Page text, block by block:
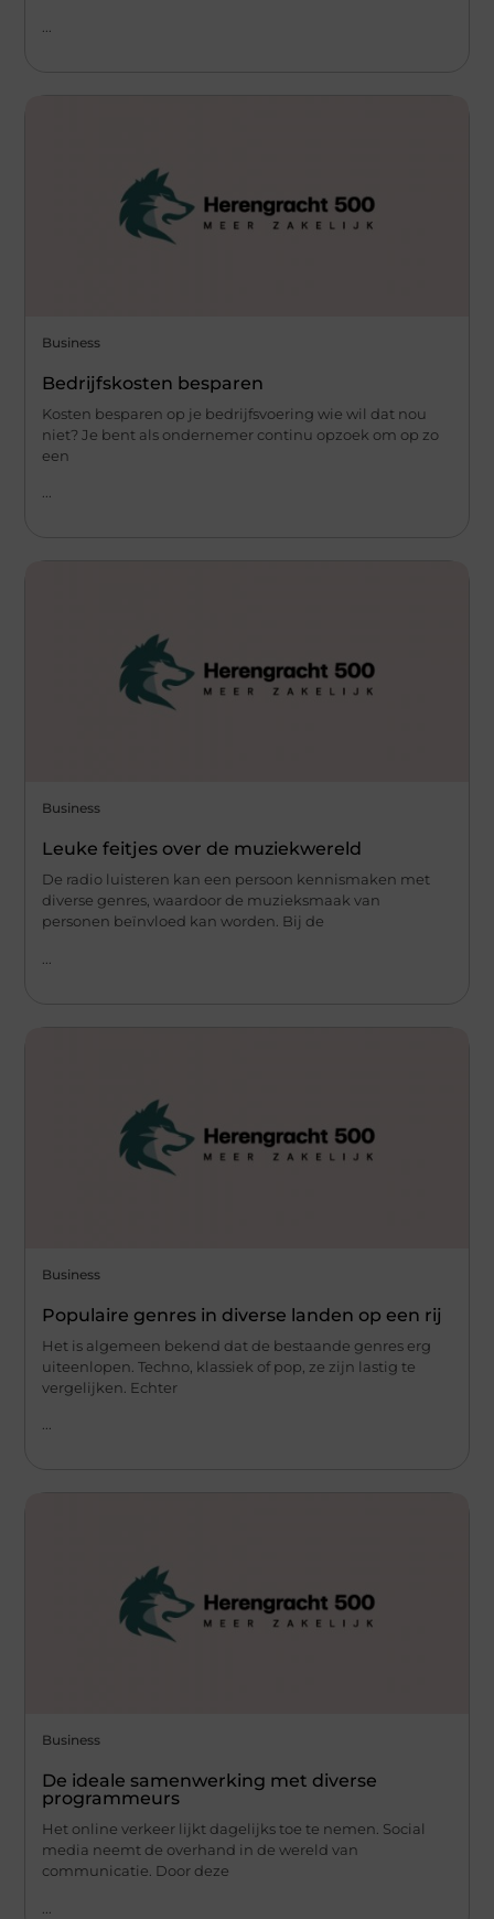
Business
Bedrijfskosten besparen
Kosten besparen op je bedrijfsvoering wie wil dat nou
niet? Je bent als ondernemer continu opzoek om op zo
een
...
Business
Leuke feitjes over de muziekwereld
De radio luisteren kan een persoon kennismaken met
diverse genres, waardoor de muzieksmaak van
personen beïnvloed kan worden. Bij de
Business
Populaire genres in diverse landen op een rij
Het is algemeen bekend dat de bestaande genres erg
uiteenlopen. Techno, klassiek of pop, ze zijn lastig te
vergelijken. Echter
Business
De ideale samenwerking met diverse
programmeurs
Het online verkeer lijkt dagelijks toe te nemen. Social
media neemt de overhand in de wereld van
communicatie. Door deze